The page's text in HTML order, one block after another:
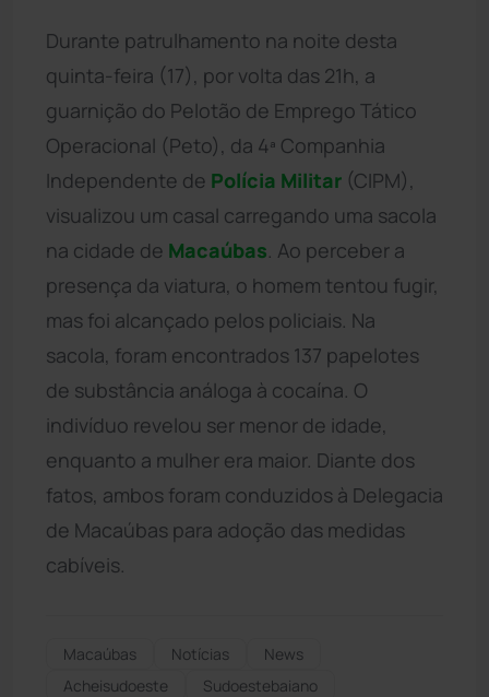
Durante patrulhamento na noite desta
quinta-feira (17), por volta das 21h, a
guarnição do Pelotão de Emprego Tático
Operacional (Peto), da 4ª Companhia
Independente de Polícia Militar (CIPM),
visualizou um casal carregando uma sacola
na cidade de Macaúbas . Ao perceber a
presença da viatura, o homem tentou fugir,
mas foi alcançado pelos policiais. Na
sacola, foram encontrados 137 papelotes
de substância análoga à cocaína. O
indivíduo revelou ser menor de idade,
enquanto a mulher era maior. Diante dos
fatos, ambos foram conduzidos à Delegacia
de Macaúbas para adoção das medidas
cabíveis.
Macaúbas Notícias
News
Acheisudoeste
Sudoestebaiano